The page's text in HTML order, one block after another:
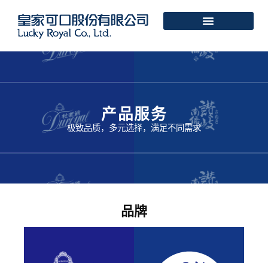
产品服务
极致品质，多元选择，满足不同需求
品牌